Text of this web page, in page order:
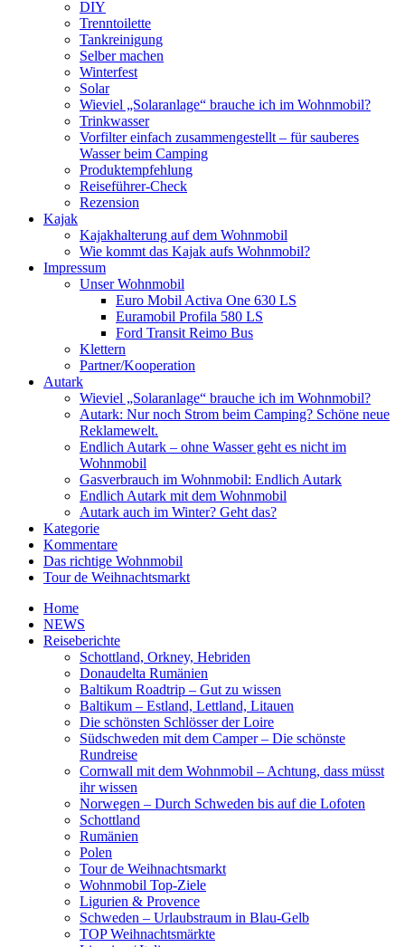
DIY
Trenntoilette
Tankreinigung
Selber machen
Winterfest
Solar
Wieviel „Solaranlage“ brauche ich im Wohnmobil?
Trinkwasser
Vorfilter einfach zusammengestellt – für sauberes
Wasser beim Camping
Produktempfehlung
Reiseführer-Check
Rezension
Kajak
Kajakhalterung auf dem Wohnmobil
Wie kommt das Kajak aufs Wohnmobil?
Impressum
Unser Wohnmobil
Euro Mobil Activa One 630 LS
Euramobil Profila 580 LS
Ford Transit Reimo Bus
Klettern
Partner/Kooperation
Autark
Wieviel „Solaranlage“ brauche ich im Wohnmobil?
Autark: Nur noch Strom beim Camping? Schöne neue
Reklamewelt.
Endlich Autark – ohne Wasser geht es nicht im
Wohnmobil
Gasverbrauch im Wohnmobil: Endlich Autark
Endlich Autark mit dem Wohnmobil
Autark auch im Winter? Geht das?
Kategorie
Kommentare
Das richtige Wohnmobil
Tour de Weihnachtsmarkt
Home
NEWS
Reiseberichte
Schottland, Orkney, Hebriden
Donaudelta Rumänien
Baltikum Roadtrip – Gut zu wissen
Baltikum – Estland, Lettland, Litauen
Die schönsten Schlösser der Loire
Südschweden mit dem Camper – Die schönste
Rundreise
Cornwall mit dem Wohnmobil – Achtung, dass müsst
ihr wissen
Norwegen – Durch Schweden bis auf die Lofoten
Schottland
Rumänien
Polen
Tour de Weihnachtsmarkt
Wohnmobil Top-Ziele
Ligurien & Provence
Schweden – Urlaubstraum in Blau-Gelb
TOP Weihnachtsmärkte